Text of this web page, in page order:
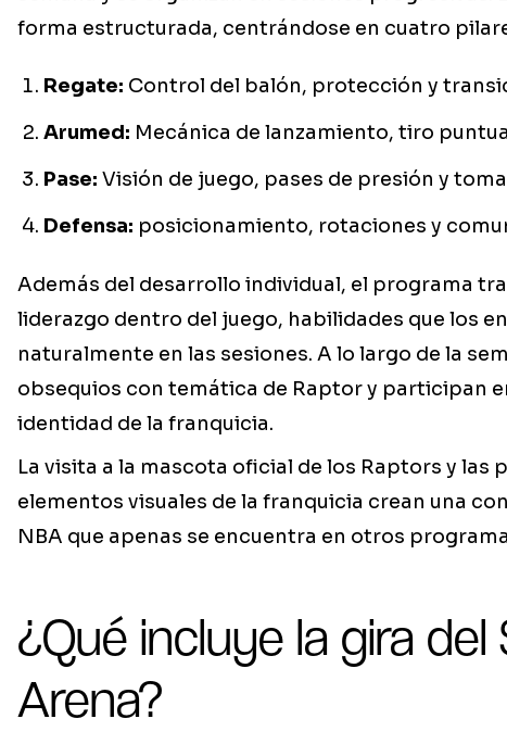
forma estructurada, centrándose en cuatro
Regate: Control del balón, protección y
Arumed: Mecánica de lanzamiento, tiro
Pase: Visión de juego, pases de presión y
Defensa: posicionamiento, rotaciones y
Además del desarrollo individual, el programa
liderazgo dentro del juego, habilidades que los
naturalmente en las sesiones. A lo largo de la
obsequios con temática de Raptor y participan
identidad de la franquicia.
La visita a la mascota oficial de los Raptors y las
elementos visuales de la franquicia crean una
NBA que apenas se encuentra en otros
¿Qué incluye la gira
Arena?